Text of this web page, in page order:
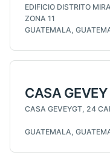
EDIFICIO DISTRITO
ZONA 11
GUATEMALA,
CASA
CASA GEVEYGT, 24
GUATEMALA,